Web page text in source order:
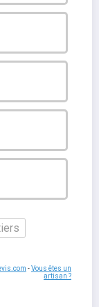
-Vous êtes un
artisan ?